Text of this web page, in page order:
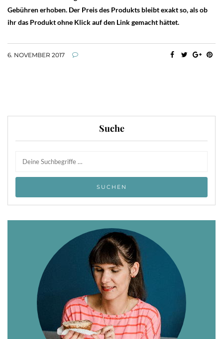
Gebühren erhoben. Der Preis des Produkts bleibt exakt so, als ob
ihr das Produkt ohne Klick auf den Link gemacht hättet.
6. NOVEMBER 2017
Suche